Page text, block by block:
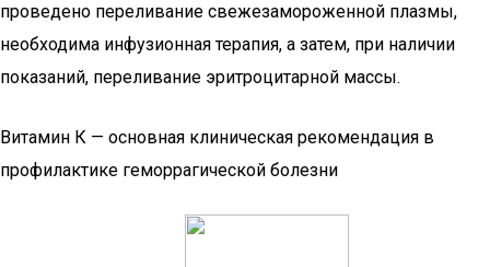
проведено переливание свежезамороженной плазмы,
необходима инфузионная терапия, а затем, при наличии
показаний, переливание эритроцитарной массы.
Витамин К — основная клиническая рекомендация в
профилактике геморрагической болезни